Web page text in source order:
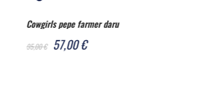
Ember pepe farmer stanley ember
85,00 € 51,00 €